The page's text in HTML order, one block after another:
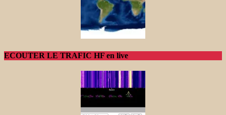
ECOUTER LE TRAFIC HF en live